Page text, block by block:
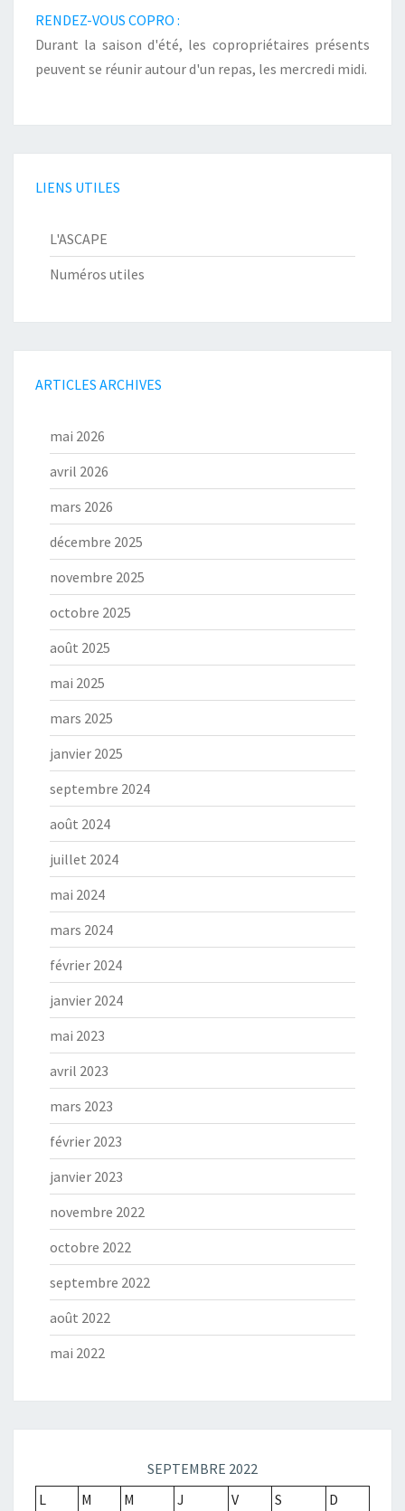
RENDEZ-VOUS COPRO :
Durant la saison d'été, les copropriétaires présents
peuvent se réunir autour d'un repas, les mercredi midi.
LIENS UTILES
L'ASCAPE
Numéros utiles
ARTICLES ARCHIVES
mai 2026
avril 2026
mars 2026
décembre 2025
novembre 2025
octobre 2025
août 2025
mai 2025
mars 2025
janvier 2025
septembre 2024
août 2024
juillet 2024
mai 2024
mars 2024
février 2024
janvier 2024
mai 2023
avril 2023
mars 2023
février 2023
janvier 2023
novembre 2022
octobre 2022
septembre 2022
août 2022
mai 2022
SEPTEMBRE 2022
L
M M J V S D